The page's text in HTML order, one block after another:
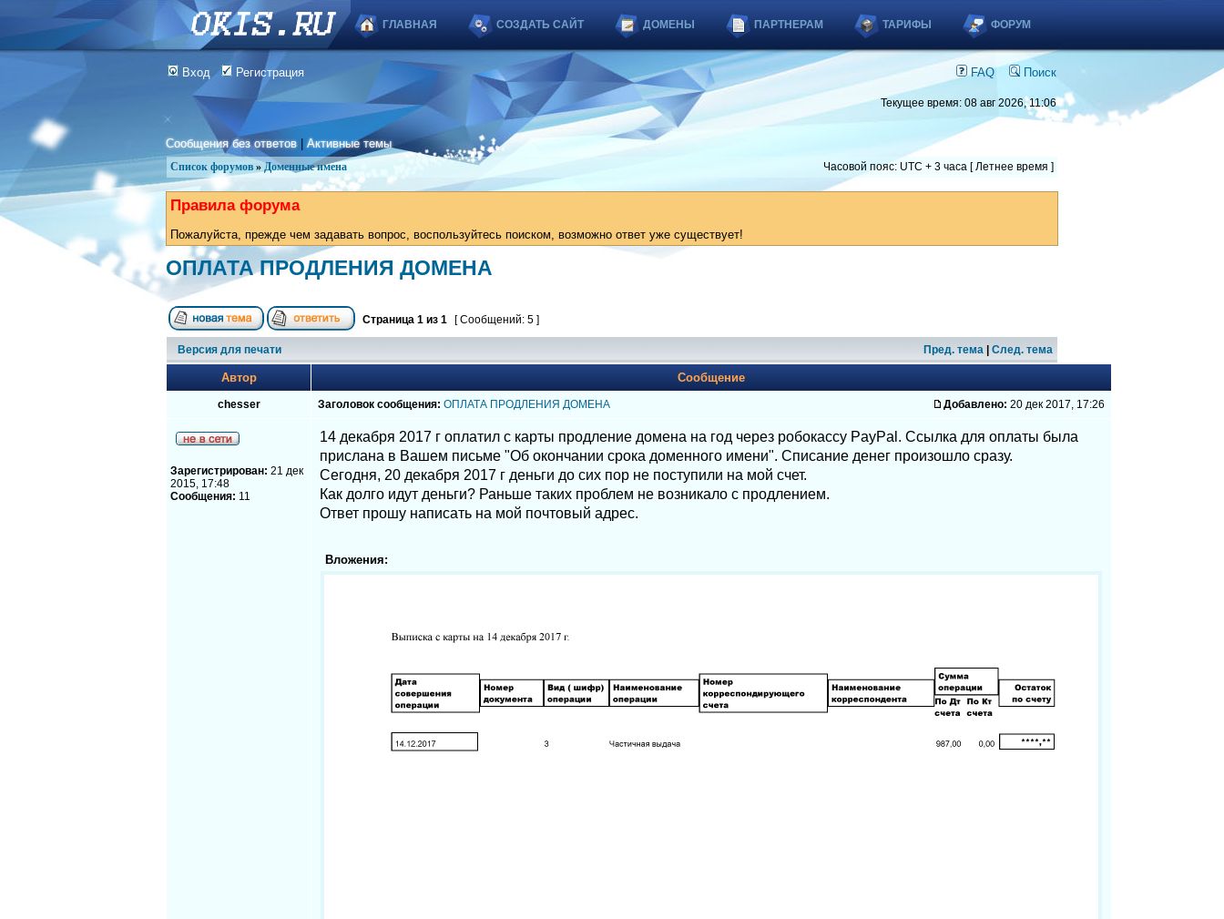
ГЛАВНАЯ СОЗДАТЬ САЙТ ДОМЕНЫ ПАРТНЕРАМ ТАРИФЫ ФОРУМ
Вход Регистрация FAQ Поиск
Текущее время: 08 авг 2026, 11:06
Сообщения без ответов |Активные темы
Список форумов » Доменные имена Часовой пояс: UTC + 3 часа [ Летнее время ]
Правила форума
Пожалуйста, прежде чем задавать вопрос, воспользуйтесь поиском, возможно ответ уже существует!
ОПЛАТА ПРОДЛЕНИЯ ДОМЕНА
Страница 1 из 1 [ Сообщений: 5 ]
Версия для печати Пред. тема След. тема
Автор Сообщение
chesser Заголовок сообщения: ОПЛАТА ПРОДЛЕНИЯ ДОМЕНА Добавлено: 20 дек 2017, 17:26
Зарегистрирован: 21 дек
2015, 17:48
Сообщения: 11
14 декабря 2017 г оплатил с карты продление домена на год через робокассу PayPal. Ссылка для оплаты была
прислана в Вашем письме "Об окончании срока доменного имени". Списание денег произошло сразу.
Сегодня, 20 декабря 2017 г деньги до сих пор не поступили на мой счет.
Как долго идут деньги? Раньше таких проблем не возникало с продлением.
Ответ прошу написать на мой почтовый адрес.
Вложения: